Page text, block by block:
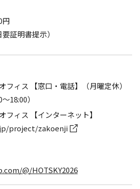
円
証明書提示）
フィス 【窓口・電話】（月曜定休）
～18:00）
フィス 【インターネット】
project/zakoenji
@/HOTSKY2026